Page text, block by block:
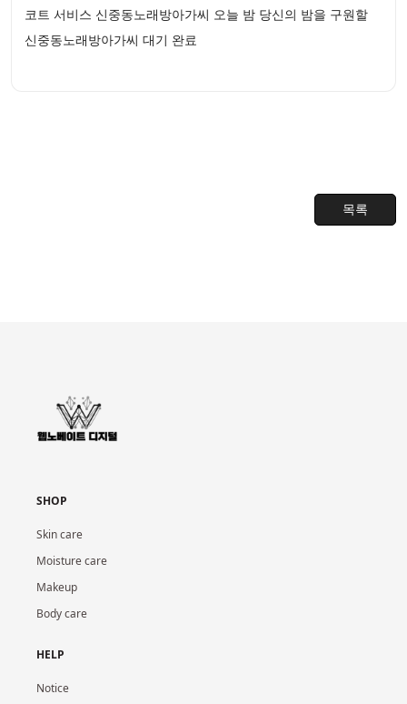
코트 서비스 신중동노래방아가씨 오늘 밤 당신의 밤을 구원할
신중동노래방아가씨 대기 완료
목록
SHOP
Skin care
Moisture care
Makeup
Body care
HELP
Notice